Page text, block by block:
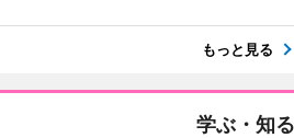
もっと見る
学ぶ・知る